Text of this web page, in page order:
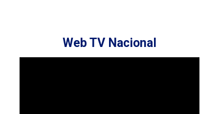
Web TV Nacional